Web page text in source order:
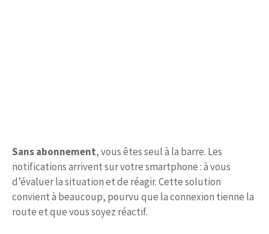
Sans abonnement, vous êtes seul à la barre. Les
notifications arrivent sur votre smartphone : à vous
d’évaluer la situation et de réagir. Cette solution
convient à beaucoup, pourvu que la connexion tienne la
route et que vous soyez réactif.